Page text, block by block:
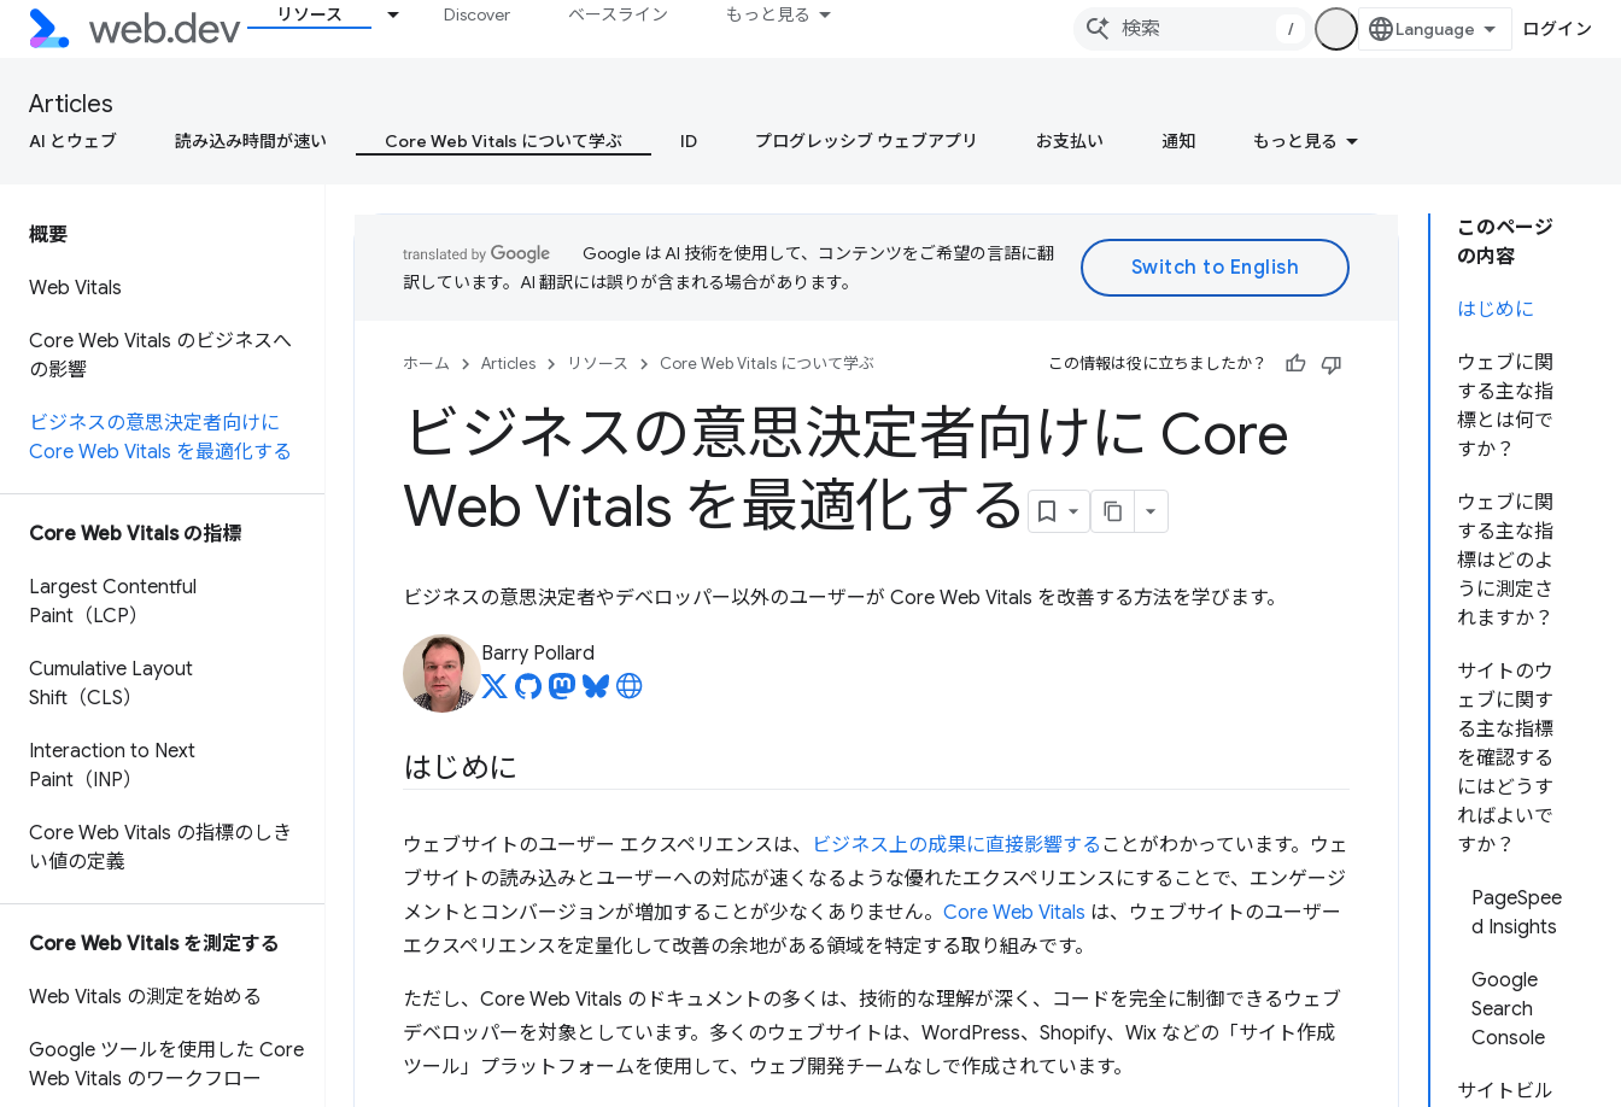
リソース Discover ベースライン もっと見る
/ ログイン
Articles
AI とウェブ 読み込み時間が速い Core Web Vitals について学ぶ ID プログレッシブ ウェブアプリ お支払い 通知 もっと見る
概要
Web Vitals
Core Web Vitals のビジネスへ
の影響
ビジネスの意思決定者向けに
Core Web Vitals を最適化する
Core Web Vitals の指標
Largest Contentful
Paint（LCP）
Cumulative Layout
Shift（CLS）
Interaction to Next
Paint（INP）
Core Web Vitals の指標のしき
い値の定義
Core Web Vitals を測定する
Web Vitals の測定を始める
Google ツールを使用した Core
Web Vitals のワークフロー
このページ
の内容
はじめに
ウェブに関
する主な指
標とは何で
すか？
ウェブに関
する主な指
標はどのよ
うに測定さ
れますか？
サイトのウ
ェブに関す
る主な指標
を確認する
にはどうす
ればよいで
すか？
PageSpee
d Insights
Google
Search
Console
サイトビル
Google は AI 技術を使用して、コンテンツをご希望の言語に翻
訳しています。AI 翻訳には誤りが含まれる場合があります。
ホーム Articles リソース Core Web Vitals について学ぶ この情報は役に立ちましたか？
ビジネスの意思決定者向けに Core
Web Vitals を最適化する
ビジネスの意思決定者やデベロッパー以外のユーザーが Core Web Vitals を改善する方法を学びます。
Barry Pollard
はじめに
ウェブサイトのユーザー エクスペリエンスは、 ビジネス上の成果に直接影響する ことがわかっています。ウェ
ブサイトの読み込みとユーザーへの対応が速くなるような優れたエクスペリエンスにすることで、エンゲージ
メントとコンバージョンが増加することが少なくありません。 Core Web Vitals は、ウェブサイトのユーザー
エクスペリエンスを定量化して改善の余地がある領域を特定する取り組みです。
ただし、Core Web Vitals のドキュメントの多くは、技術的な理解が深く、コードを完全に制御できるウェブ
デベロッパーを対象としています。多くのウェブサイトは、WordPress、Shopify、Wix などの「サイト作成
ツール」プラットフォームを使用して、ウェブ開発チームなしで作成されています。